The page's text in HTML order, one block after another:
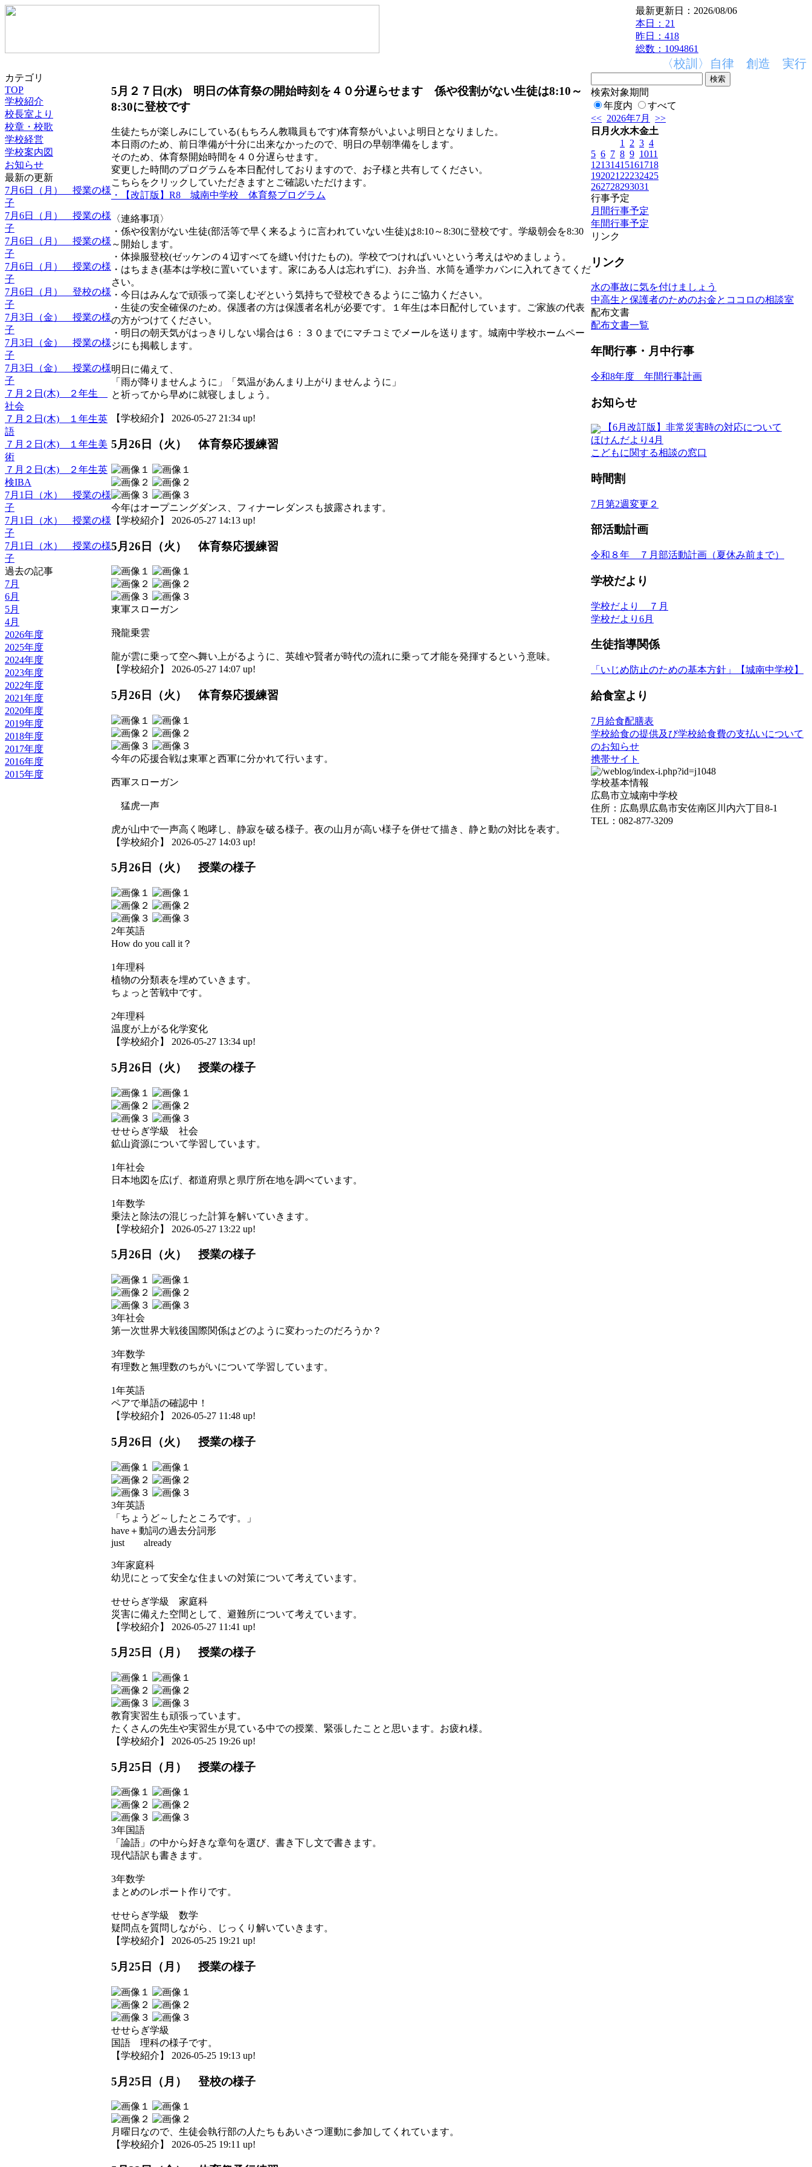
最新更新日：2026/08/06
本日： 21
昨日：418
総数：1094861
〈校訓〉自律 創造 実行 〈学
カテゴリ
TOP
学校紹介
校長室より
校章・校歌
学校経営
学校案内図
お知らせ
最新の更新
7月6日（月） 授業の様
子
7月6日（月） 授業の様
子
7月6日（月） 授業の様
子
7月6日（月） 授業の様
子
7月6日（月） 登校の様
子
7月3日（金） 授業の様
子
7月3日（金） 授業の様
子
7月3日（金） 授業の様
子
７月２日(木) ２年生
社会
７月２日(木) １年生英
語
７月２日(木) １年生美
術
７月２日(木) ２年生英
検IBA
7月1日（水） 授業の様
子
7月1日（水） 授業の様
子
7月1日（水） 授業の様
子
過去の記事
7月
6月
5月
4月
2026年度
2025年度
2024年度
2023年度
2022年度
2021年度
2020年度
2019年度
2018年度
2017年度
2016年度
2015年度
5月２７日(水) 明日の体育祭の開始時刻を４０分遅らせます 係や役割がない生徒は8:10～
8:30に登校です
生徒たちが楽しみにしている(もちろん教職員もです)体育祭がいよいよ明日となりました。
本日雨のため、前日準備が十分に出来なかったので、明日の早朝準備をします。
そのため、体育祭開始時間を４０分遅らせます。
変更した時間のプログラムを本日配付しておりますので、お子様と共有してください。
こちらをクリックしていただきますとご確認いただけます。
・【改訂版】R8 城南中学校 体育祭プログラム
〈連絡事項〉
・係や役割がない生徒(部活等で早く来るように言われていない生徒)は8:10～8:30に登校です。学級朝会を8:30
～開始します。
・体操服登校(ゼッケンの４辺すべてを縫い付けたもの)。学校でつければいいという考えはやめましょう。
・はちまき(基本は学校に置いています。家にある人は忘れずに)、お弁当、水筒を通学カバンに入れてきてくだ
さい。
・今日はみんなで頑張って楽しむぞという気持ちで登校できるようにご協力ください。
・生徒の安全確保のため。保護者の方は保護者名札が必要です。１年生は本日配付しています。ご家族の代表
の方がつけてください。
・明日の朝天気がはっきりしない場合は６：３０までにマチコミでメールを送ります。城南中学校ホームペー
ジにも掲載します。
明日に備えて、
「雨が降りませんように」「気温があんまり上がりませんように」
と祈ってから早めに就寝しましょう。
【学校紹介】 2026-05-27 21:34 up!
5月26日（火） 体育祭応援練習
今年はオープニングダンス、フィナーレダンスも披露されます。
【学校紹介】 2026-05-27 14:13 up!
5月26日（火） 体育祭応援練習
東軍スローガン
飛龍乗雲
龍が雲に乗って空へ舞い上がるように、英雄や賢者が時代の流れに乗って才能を発揮するという意味。
【学校紹介】 2026-05-27 14:07 up!
5月26日（火） 体育祭応援練習
今年の応援合戦は東軍と西軍に分かれて行います。
西軍スローガン
猛虎一声
虎が山中で一声高く咆哮し、静寂を破る様子。夜の山月が高い様子を併せて描き、静と動の対比を表す。
【学校紹介】 2026-05-27 14:03 up!
5月26日（火） 授業の様子
2年英語
How do you call it？
1年理科
植物の分類表を埋めていきます。
ちょっと苦戦中です。
2年理科
温度が上がる化学変化
【学校紹介】 2026-05-27 13:34 up!
5月26日（火） 授業の様子
せせらぎ学級 社会
鉱山資源について学習しています。
1年社会
日本地図を広げ、都道府県と県庁所在地を調べています。
1年数学
乗法と除法の混じった計算を解いていきます。
【学校紹介】 2026-05-27 13:22 up!
5月26日（火） 授業の様子
3年社会
第一次世界大戦後国際関係はどのように変わったのだろうか？
3年数学
有理数と無理数のちがいについて学習しています。
1年英語
ペアで単語の確認中！
【学校紹介】 2026-05-27 11:48 up!
5月26日（火） 授業の様子
3年英語
「ちょうど～したところです。」
have＋動詞の過去分詞形
just already
3年家庭科
幼児にとって安全な住まいの対策について考えています。
せせらぎ学級 家庭科
災害に備えた空間として、避難所について考えています。
【学校紹介】 2026-05-27 11:41 up!
5月25日（月） 授業の様子
教育実習生も頑張っています。
たくさんの先生や実習生が見ている中での授業、緊張したことと思います。お疲れ様。
【学校紹介】 2026-05-25 19:26 up!
5月25日（月） 授業の様子
3年国語
「論語」の中から好きな章句を選び、書き下し文で書きます。
現代語訳も書きます。
3年数学
まとめのレポート作りです。
せせらぎ学級 数学
疑問点を質問しながら、じっくり解いていきます。
【学校紹介】 2026-05-25 19:21 up!
5月25日（月） 授業の様子
せせらぎ学級
国語 理科の様子です。
【学校紹介】 2026-05-25 19:13 up!
5月25日（月） 登校の様子
月曜日なので、生徒会執行部の人たちもあいさつ運動に参加してくれています。
【学校紹介】 2026-05-25 19:11 up!
検索対象期間
年度内
すべて
<< 2026年7月
>>
日 月 火水木金土
1
2 3 4
5 6 7 8 9 1011
12131415161718
192021 22232425
262728293031
行事予定
月間行事予定
年間行事予定
リンク
リンク
水の事故に気を付けましょう
中高生と保護者のためのお金とココロの相談室
配布文書
配布文書一覧
年間行事・月中行事
令和8年度 年間行事計画
お知らせ
【6月改訂版】非常災害時の対応について
ほけんだより4月
こどもに関する相談の窓口
時間割
7月第2週変更２
部活動計画
令和８年 ７月部活動計画（夏休み前まで）
学校だより
学校だより ７月
学校だより6月
生徒指導関係
「いじめ防止のための基本方針」【城南中学校】
給食室より
7月給食配膳表
学校給食の提供及び学校給食費の支払いについて
のお知らせ
携帯サイト
学校基本情報
広島市立城南中学校
住所：広島県広島市安佐南区川内六丁目8-1
TEL：082-877-3209